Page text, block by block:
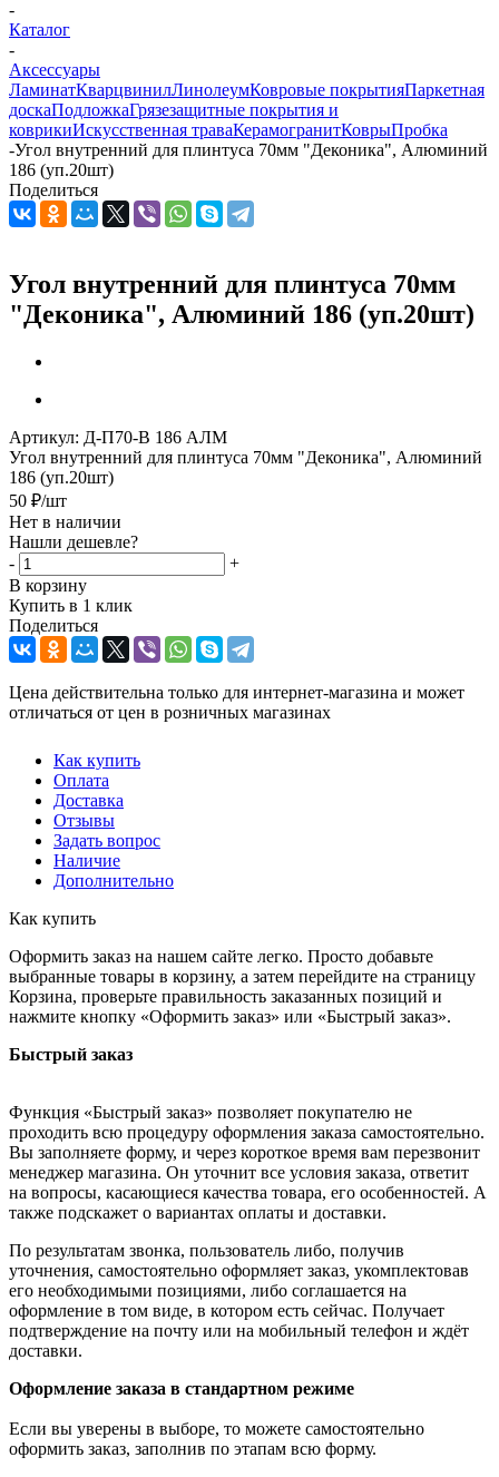
-
Каталог
-
Аксессуары
ЛаминатКварцвинилЛинолеумКовровые покрытияПаркетная
доскаПодложкаГрязезащитные покрытия и
коврикиИскусственная траваКерамогранитКоврыПробка
-Угол внутренний для плинтуса 70мм "Деконика", Алюминий
186 (уп.20шт)
Поделиться
Угол внутренний для плинтуса 70мм
"Деконика", Алюминий 186 (уп.20шт)
Артикул: Д-П70-В 186 АЛМ
Угол внутренний для плинтуса 70мм "Деконика", Алюминий
186 (уп.20шт)
50 ₽/шт
Нет в наличии
Нашли дешевле?
-
+
В корзину
Купить в 1 клик
Поделиться
Цена действительна только для интернет-магазина и может
отличаться от цен в розничных магазинах
Как купить
Оплата
Доставка
Отзывы
Задать вопрос
Наличие
Дополнительно
Как купить
Оформить заказ на нашем сайте легко. Просто добавьте
выбранные товары в корзину, а затем перейдите на страницу
Корзина, проверьте правильность заказанных позиций и
нажмите кнопку «Оформить заказ» или «Быстрый заказ».
Быстрый заказ
Функция «Быстрый заказ» позволяет покупателю не
проходить всю процедуру оформления заказа самостоятельно.
Вы заполняете форму, и через короткое время вам перезвонит
менеджер магазина. Он уточнит все условия заказа, ответит
на вопросы, касающиеся качества товара, его особенностей. А
также подскажет о вариантах оплаты и доставки.
По результатам звонка, пользователь либо, получив
уточнения, самостоятельно оформляет заказ, укомплектовав
его необходимыми позициями, либо соглашается на
оформление в том виде, в котором есть сейчас. Получает
подтверждение на почту или на мобильный телефон и ждёт
доставки.
Оформление заказа в стандартном режиме
Если вы уверены в выборе, то можете самостоятельно
оформить заказ, заполнив по этапам всю форму.